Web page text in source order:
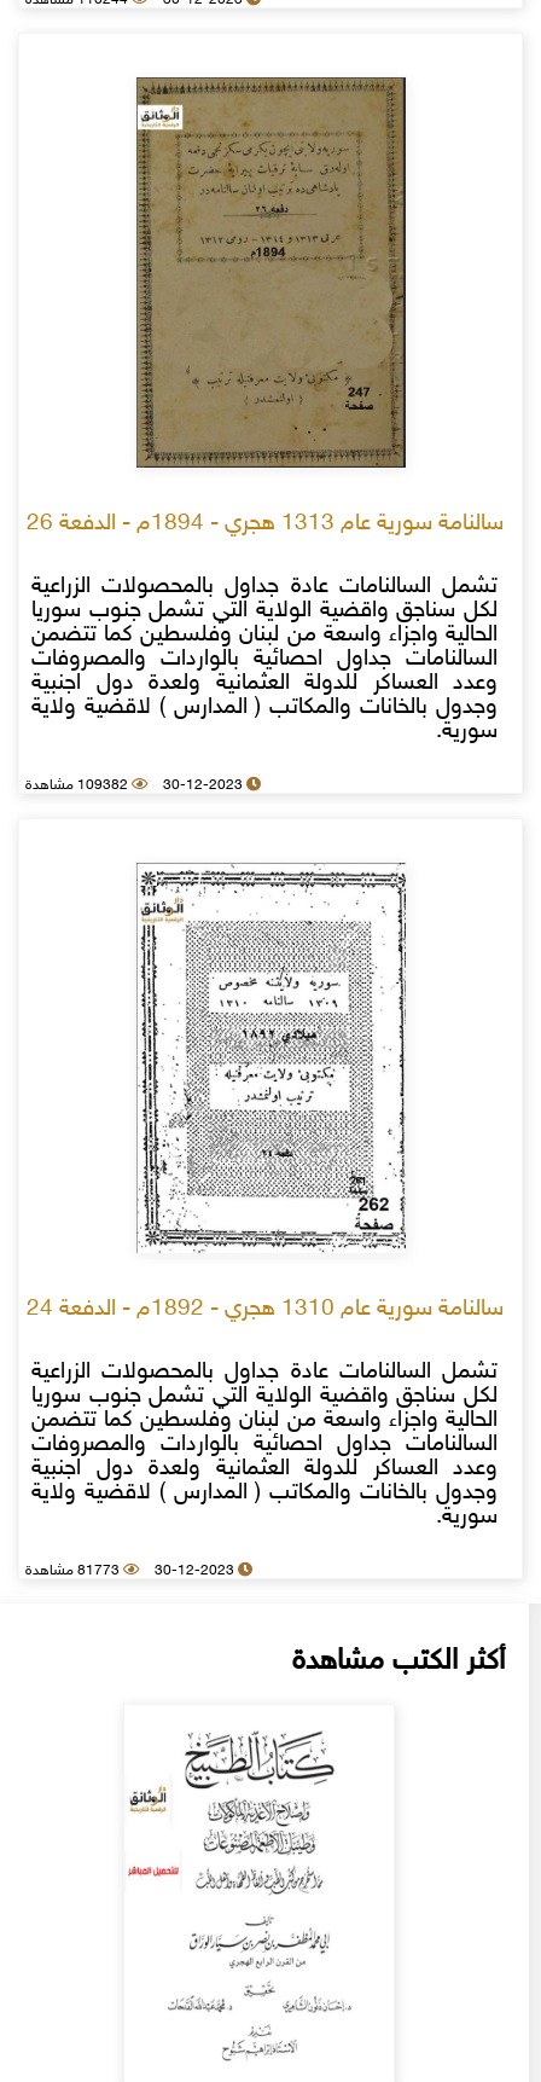
سالنامة سورية عام 1313 هجري - 1894م - الدفعة 26
تشمل السالنامات عادة جداول بالمحصولات الزراعية
لكل سناجق واقضية الولاية التي تشمل جنوب سوريا
الحالية واجزاء واسعة من لبنان وفلسطين كما تتضمن
السالنامات جداول احصائية بالواردات والمصروفات
وعدد العساكر للدولة العثمانية ولعدة دول اجنبية
وجدول بالخانات والمكاتب ( المدارس ) لاقضية ولاية
سورية.
30-12-2023 109382 مشاهدة
سالنامة سورية عام 1310 هجري - 1892م - الدفعة 24
تشمل السالنامات عادة جداول بالمحصولات الزراعية
لكل سناجق واقضية الولاية التي تشمل جنوب سوريا
الحالية واجزاء واسعة من لبنان وفلسطين كما تتضمن
السالنامات جداول احصائية بالواردات والمصروفات
وعدد العساكر للدولة العثمانية ولعدة دول اجنبية
وجدول بالخانات والمكاتب ( المدارس ) لاقضية ولاية
سورية.
30-12-2023 81773 مشاهدة
أكثر الكتب مشاهدة